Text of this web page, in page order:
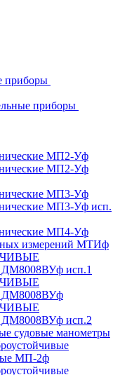
приборы
приборы
МП2-Уф
МП2-Уф
МП3-Уф
МП3-Уф исп.
МП4-Уф
измерений МТИф
исп.1
исп.2
судовые манометры
МП-2ф